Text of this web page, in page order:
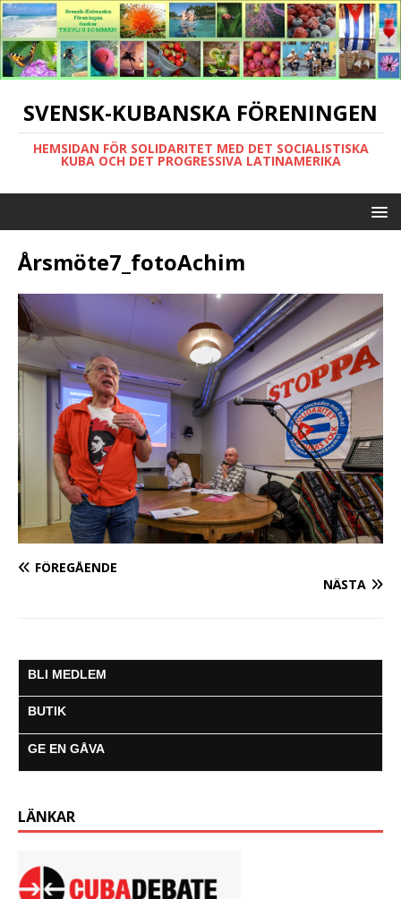
SVENSK-KUBANSKA FÖRENINGEN
HEMSIDAN FÖR SOLIDARITET MED DET SOCIALISTISKA
KUBA OCH DET PROGRESSIVA LATINAMERIKA
Årsmöte7_fotoAchim
FÖREGÅENDE
NÄSTA
BLI MEDLEM
BUTIK
GE EN GÅVA
LÄNKAR